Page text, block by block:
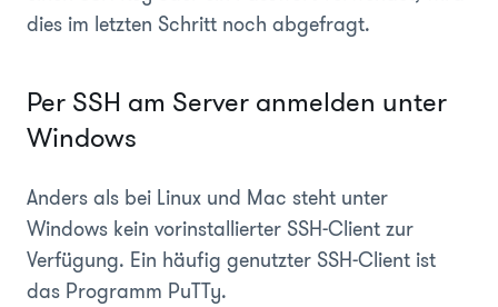
dies im letzten Schritt noch abgefragt.
Per SSH am Server anmelden unter
Windows
Anders als bei Linux und Mac steht unter
Windows kein vorinstallierter SSH-Client zur
Verfügung. Ein häufig genutzter SSH-Client ist
das Programm PuTTy.